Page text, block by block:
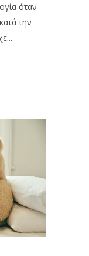
όταν
την